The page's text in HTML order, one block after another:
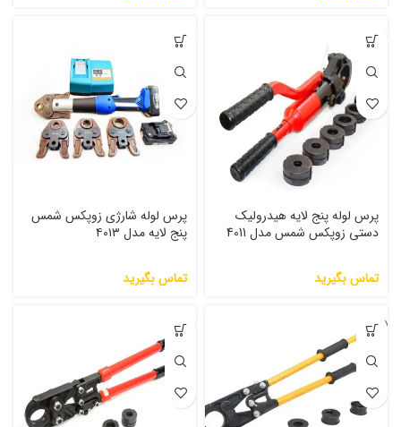
پرس لوله پنج لایه هیدرولیک
دستی زوپکس شمس مدل 4011
تماس بگیرید
پرس لوله شارژی زوپکس شمس
پنج لایه مدل ۴۰۱۳
تماس بگیرید